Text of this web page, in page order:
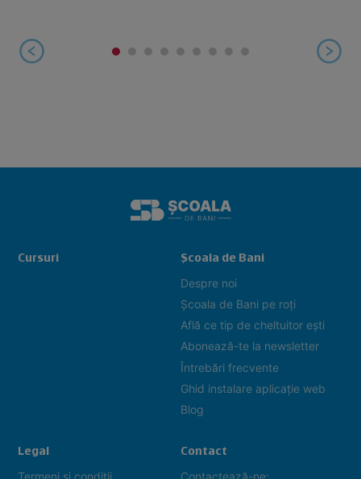
Cursuri Școala de Bani
Despre noi
Școala de Bani pe roți
Află ce tip de cheltuitor ești
Abonează-te la newsletter
Întrebări frecvente
Ghid instalare aplicație web
Blog
Legal
Termeni și condiții
Contact
Contactează-ne: